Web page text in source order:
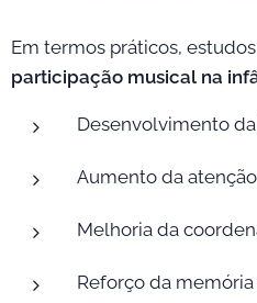
Em termos práticos,
participação musical na
Desenvolvimento
Aumento da
Melhoria da
Reforço da